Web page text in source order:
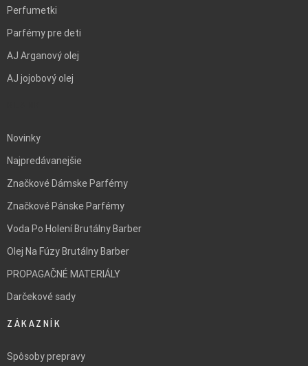
Perfumetki
Parfémy pre deti
AJ Arganový olej
AJ jojobový olej
Novinky
Najpredávanejšie
Značkové Dámske Parfémy
Značkové Pánske Parfémy
Voda Po Holení Brutálny Barber
Olej Na Fúzy Brutálny Barber
PROPAGAČNÉ MATERIÁLY
Darčekové sady
ZÁKAZNÍK
Spôsoby prepravy